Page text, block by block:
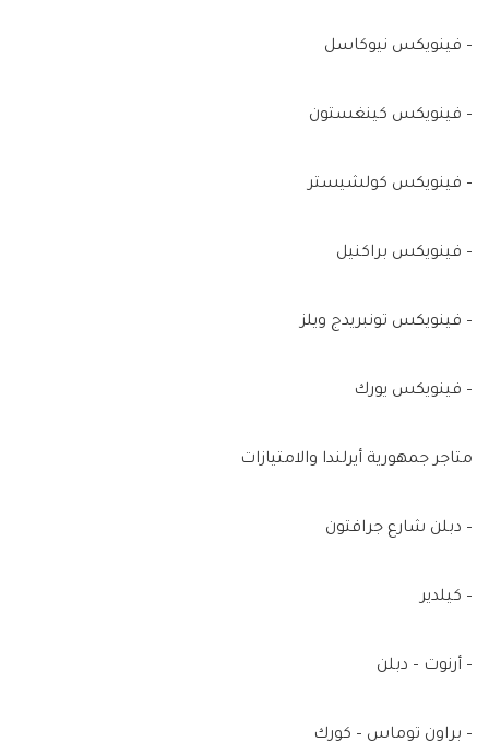
– فينويكس نيوكاسل
– فينويكس كينغستون
– فينويكس كولشيستر
– فينويكس براكنيل
– فينويكس تونبريدج ويلز
– فينويكس يورك
متاجر جمهورية أيرلندا والامتيازات
– دبلن شارع جرافتون
– كيلدير
– أرنوت – دبلن
– براون توماس – كورك